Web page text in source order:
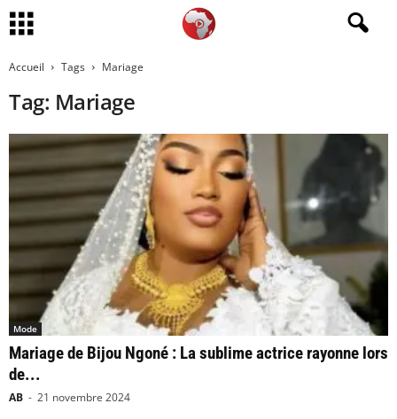
Accueil Tags Mariage
Tag: Mariage
Mode
Mariage de Bijou Ngoné : La sublime actrice rayonne lors
de...
AB - 21 novembre 2024